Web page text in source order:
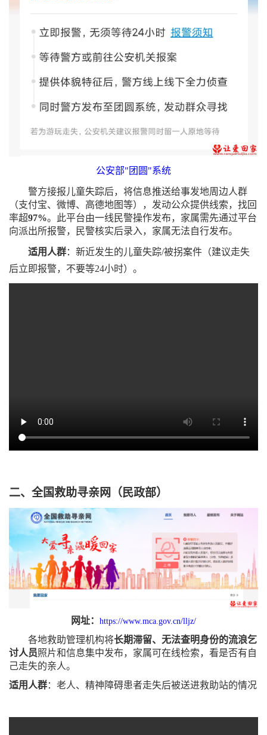
公安部" 团圆 "系统
警方接报儿童失踪后，将信息推送给事发地周边人群
（支付宝、微博、高德地图等），发动公众提供线索，找回
率超97%。
此平台由一线民警操作发布，家属需先通过平台
向派出所报警，民警核实后录入，家属无法自行发布。
适用 人群： 新近发生的儿童失踪/被拐案件 （建议走失
后立即报警，不要等24小时）。
二、全国救助寻亲网（民政部）
网址： https://www.mca.gov.cn/lljz/
各地救助管理机构将长期滞留、无法查明身份的流浪乞
讨人员照片和信息集中发布，家属可在线检索，看是否有自
己走失的亲人。
适用人群： 老人、精神障碍患者走失后被送进救助站的情况